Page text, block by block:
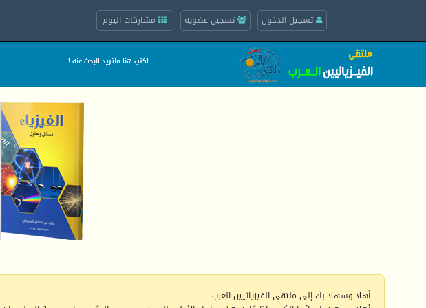
تسجيل الدخول تسجيل عضوية مشاركات اليوم
أهلا وسهلا بك إلى ملتقى الفيزيائيين العرب.